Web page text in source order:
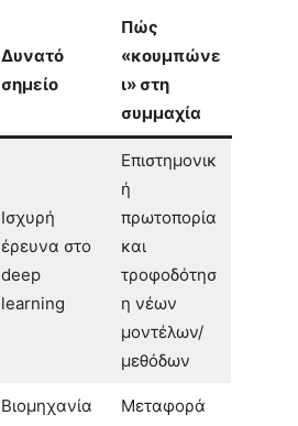
Δυνατό
σημείο
Πώς
«κουμπώνε
ι» στη
συμμαχία
Ισχυρή
έρευνα στο
deep
learning
Επιστημονικ
ή
πρωτοπορία
και
τροφοδότησ
η νέων
μοντέλων/
μεθόδων
Βιομηχανία
Μεταφορά